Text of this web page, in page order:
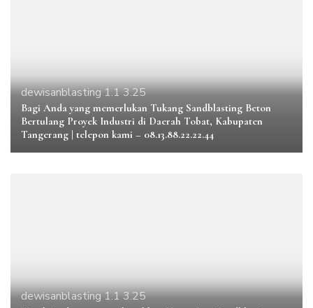
dewisanblasting 1.1 3.25
Bagi Anda yang memerlukan Tukang Sandblasting Beton
Bertulang Proyek Industri di Daerah Tobat, Kabupaten
Tangerang | telepon kami – 08.13.88.22.22.44
dewisanblasting 1.1 3.25